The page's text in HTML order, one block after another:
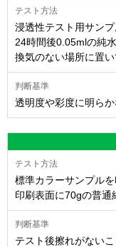
浸透性テスト用サンプ
24時間後0.05mlの純
換気のない場所に置い
透明度や彩度に明らか
標準カラーサンプルを
印刷表面に70gの普通
テスト後擦れがないこ